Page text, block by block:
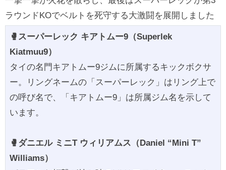
ラウンドKOでベルトを死守する大激闘を展開しました
🥊スーパーレック キアトムー9（Superlek
Kiatmuu9）
タイの名門キアトムー9ジムに所属するキックボクサ
ー。リングネームの「スーパーレック」はリング上で
の呼び名で、「キアトムー9」は所属ジム名を示して
います。
🥊ダニエル ミニT ウィリアムス（Daniel “Mini T”
Williams）